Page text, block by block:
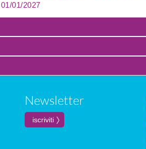
01/2027
Newsletter